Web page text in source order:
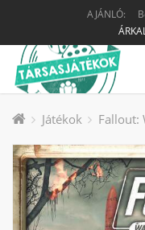
AJÁNLÓ:
Játékok Fallout: